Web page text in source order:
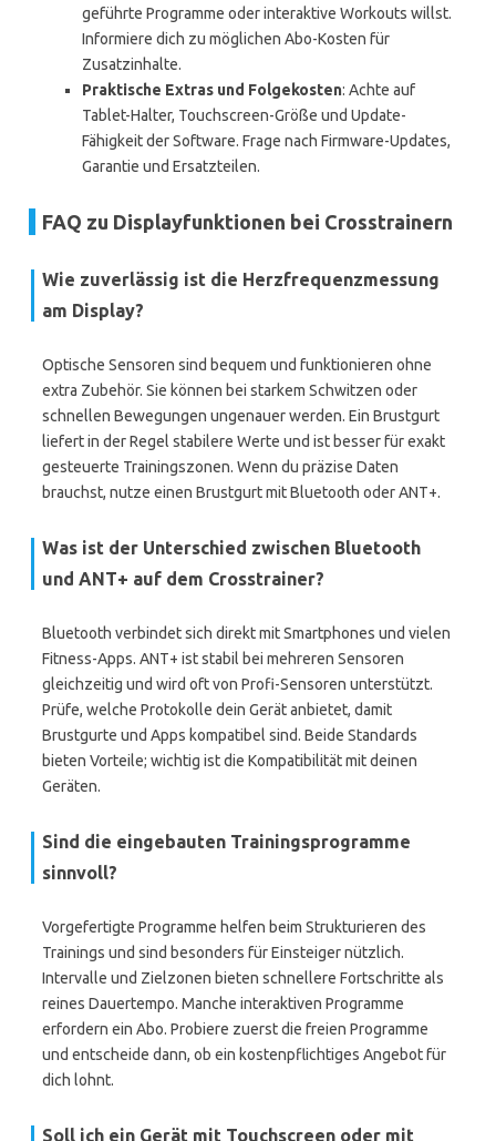
geführte Programme oder interaktive Workouts willst.
Informiere dich zu möglichen Abo-Kosten für
Zusatzinhalte.
Praktische Extras und Folgekosten: Achte auf
Tablet-Halter, Touchscreen-Größe und Update-
Fähigkeit der Software. Frage nach Firmware-Updates,
Garantie und Ersatzteilen.
FAQ zu Displayfunktionen bei Crosstrainern
Wie zuverlässig ist die Herzfrequenzmessung
am Display?
Optische Sensoren sind bequem und funktionieren ohne
extra Zubehör. Sie können bei starkem Schwitzen oder
schnellen Bewegungen ungenauer werden. Ein Brustgurt
liefert in der Regel stabilere Werte und ist besser für exakt
gesteuerte Trainingszonen. Wenn du präzise Daten
brauchst, nutze einen Brustgurt mit Bluetooth oder ANT+.
Was ist der Unterschied zwischen Bluetooth
und ANT+ auf dem Crosstrainer?
Bluetooth verbindet sich direkt mit Smartphones und vielen
Fitness-Apps. ANT+ ist stabil bei mehreren Sensoren
gleichzeitig und wird oft von Profi-Sensoren unterstützt.
Prüfe, welche Protokolle dein Gerät anbietet, damit
Brustgurte und Apps kompatibel sind. Beide Standards
bieten Vorteile; wichtig ist die Kompatibilität mit deinen
Geräten.
Sind die eingebauten Trainingsprogramme
sinnvoll?
Vorgefertigte Programme helfen beim Strukturieren des
Trainings und sind besonders für Einsteiger nützlich.
Intervalle und Zielzonen bieten schnellere Fortschritte als
reines Dauertempo. Manche interaktiven Programme
erfordern ein Abo. Probiere zuerst die freien Programme
und entscheide dann, ob ein kostenpflichtiges Angebot für
dich lohnt.
Soll ich ein Gerät mit Touchscreen oder mit